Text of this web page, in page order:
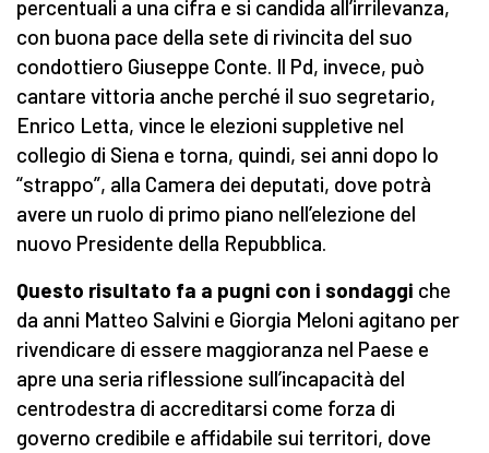
percentuali a una cifra e si candida all’irrilevanza,
con buona pace della sete di rivincita del suo
condottiero Giuseppe Conte. Il Pd, invece, può
cantare vittoria anche perché il suo segretario,
Enrico Letta, vince le elezioni suppletive nel
collegio di Siena e torna, quindi, sei anni dopo lo
“strappo”, alla Camera dei deputati, dove potrà
avere un ruolo di primo piano nell’elezione del
nuovo Presidente della Repubblica.
Questo risultato fa a pugni con i sondaggi che
da anni Matteo Salvini e Giorgia Meloni agitano per
rivendicare di essere maggioranza nel Paese e
apre una seria riflessione sull’incapacità del
centrodestra di accreditarsi come forza di
governo credibile e affidabile sui territori, dove